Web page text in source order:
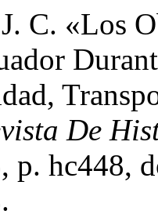
C. «Los
De
p. hc448,